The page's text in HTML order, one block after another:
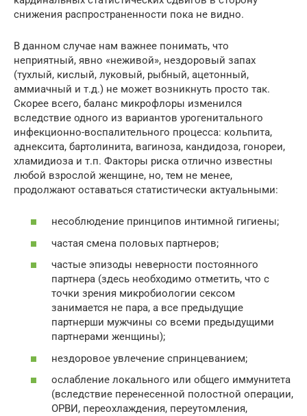
снижения распространенности пока не видно.
В данном случае нам важнее понимать, что
неприятный, явно «неживой», нездоровый запах
(тухлый, кислый, луковый, рыбный, ацетонный,
аммиачный и т.д.) не может возникнуть просто так.
Скорее всего, баланс микрофлоры изменился
вследствие одного из вариантов урогенитального
инфекционно-воспалительного процесса: кольпита,
аднексита, бартолинита, вагиноза, кандидоза, гонореи,
хламидиоза и т.п. Факторы риска отлично известны
любой взрослой женщине, но, тем не менее,
продолжают оставаться статистически актуальными:
несоблюдение принципов интимной гигиены;
частая смена половых партнеров;
частые эпизоды неверности постоянного
партнера (здесь необходимо отметить, что с
точки зрения микробиологии сексом
занимается не пара, а все предыдущие
партнерши мужчины со всеми предыдущими
партнерами женщины);
нездоровое увлечение спринцеванием;
ослабление локального или общего иммунитета
(вследствие перенесенной полостной операции,
ОРВИ, переохлаждения, переутомления,